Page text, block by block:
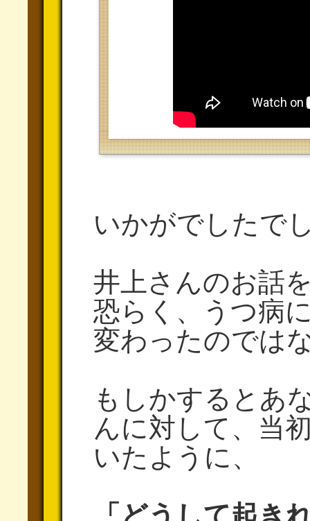
いかがでしたで
井上さんのお話
恐らく、うつ病
変わったのでは
もしかするとあ
んに対して、当
いたように、